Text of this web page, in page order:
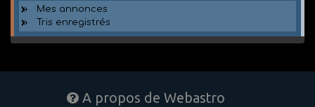
Mes annonces
Tris enregistrés
A propos de Webastro